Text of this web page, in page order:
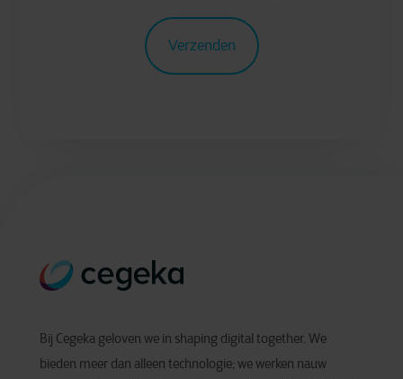
Bij Cegeka geloven we in shaping digital together. We
bieden meer dan alleen technologie; we werken nauw